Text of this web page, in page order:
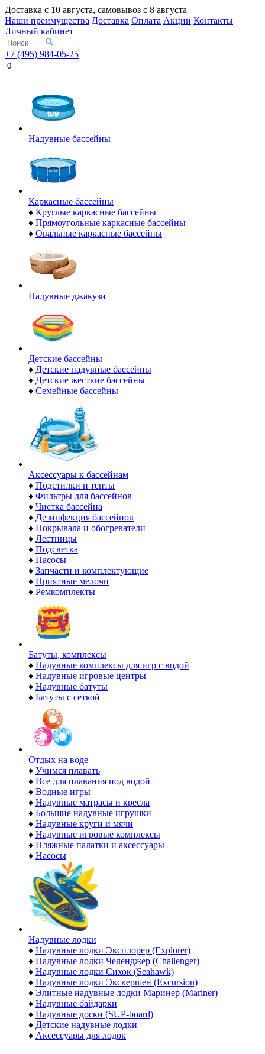
Доставка с 10 августа, самовывоз с 8 августа
Наши преимущества Доставка Оплата Акции Контакты
Личный кабинет
+7 (495) 984-05-25
Надувные бассейны
Каркасные бассейны
♦ Круглые каркасные бассейны
♦ Прямоугольные каркасные бассейны
♦ Овальные каркасные бассейны
Надувные джакузи
Детские бассейны
♦ Детские надувные бассейны
♦ Детские жесткие бассейны
♦ Семейные бассейны
Аксессуары к бассейнам
♦ Подстилки и тенты
♦ Фильтры для бассейнов
♦ Чистка бассейна
♦ Дезинфекция бассейнов
♦ Покрывала и обогреватели
♦ Лестницы
♦ Подсветка
♦ Насосы
♦ Запчасти и комплектующие
♦ Приятные мелочи
♦ Ремкомплекты
Батуты, комплексы
♦ Надувные комплексы для игр с водой
♦ Надувные игровые центры
♦ Надувные батуты
♦ Батуты с сеткой
Отдых на воде
♦ Учимся плавать
♦ Все для плавания под водой
♦ Водные игры
♦ Надувные матрасы и кресла
♦ Большие надувные игрушки
♦ Надувные круги и мячи
♦ Надувные игровые комплексы
♦ Пляжные палатки и аксессуары
♦ Насосы
Надувные лодки
♦ Надувные лодки Эксплорер (Explorer)
♦ Надувные лодки Челенджер (Challenger)
♦ Надувные лодки Сихок (Seahawk)
♦ Надувные лодки Экскершен (Excursion)
♦ Элитные надувные лодки Маринер (Mariner)
♦ Надувные байдарки
♦ Надувные доски (SUP-board)
♦ Детские надувные лодки
♦ Аксессуары для лодок